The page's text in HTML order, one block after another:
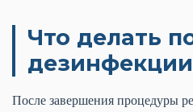
Что делать
После завершения процедуры